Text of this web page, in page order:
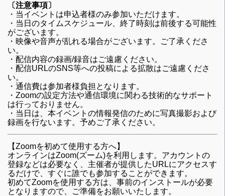
〔注意事項〕
・当イベントは申込者様のみ参加いただけます。
・当日のタイムスケジュール、終了時刻は前後する可能性
がございます。
・映像や音声が乱れる場合がございます。ご了承くださ
い。
・配信内容の録画/録音はご遠慮ください。
・配信URLのSNS等への投稿による拡散はご遠慮くださ
い。
・通信費は参加者様負担となります。
・Zoomの設定方法や通信環境に関わる技術的なサポート
は行っておりません。
・当日は、本イベントの情報発信のために写真撮影および
録画を行ないます。予めご了承ください。
【Zoomを初めて使用する方へ】
オンラインはZoom(ズーム)を利用します。アカウントの
登録などは必要なく、主催者が提供したURLにアクセスす
るだけで、すぐに誰でも参加することができます。
初めてZoomを使用する方は、事前のインストールが必要
となりますので、ご準備をお願いいたします。